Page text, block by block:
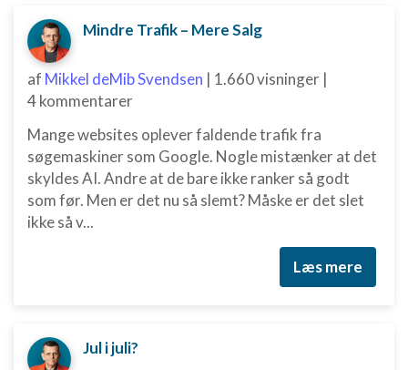
Mindre Trafik – Mere Salg
af Mikkel deMib Svendsen | 1.660 visninger |
4 kommentarer
Mange websites oplever faldende trafik fra
søgemaskiner som Google. Nogle mistænker at det
skyldes AI. Andre at de bare ikke ranker så godt
som før. Men er det nu så slemt? Måske er det slet
ikke så v...
Læs mere
Jul i juli?